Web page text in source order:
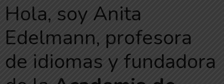
Hola, soy Anita
Edelmann, profesora
de idiomas y fundadora